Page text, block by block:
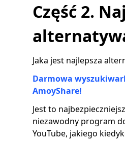
Część 2.
Jaka jest najlepsza
Darmowa
AmoyShare!
Jest to
niezawodny program
YouTube, jakiego